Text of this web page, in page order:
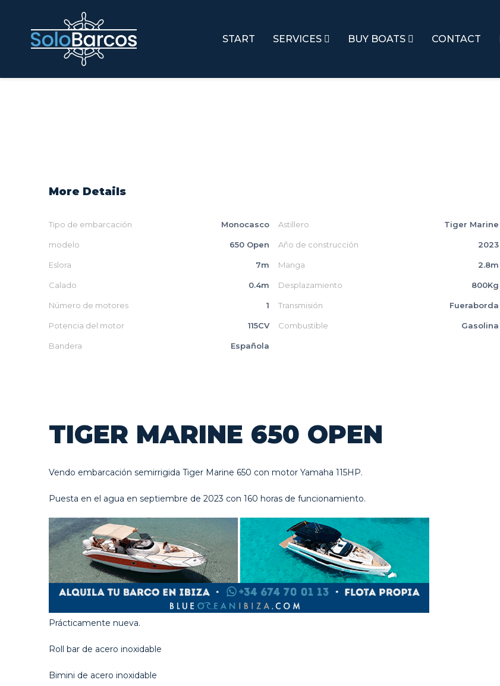
START SERVICES BUY BOATS CONTACT
More Details
Tipo de embarcación Monocasco Astillero Tiger Marine
modelo 650 Open Año de construcción 2023
Eslora 7m Manga 2.8m
Calado 0.4m Desplazamiento 800Kg
Número de motores 1 Transmisión Fueraborda
Potencia del motor 115CV Combustible Gasolina
Bandera Española
TIGER MARINE 650 OPEN
Vendo embarcación semirrigida Tiger Marine 650 con motor Yamaha 115HP.
Puesta en el agua en septiembre de 2023 con 160 horas de funcionamiento.
Prácticamente nueva.
Roll bar de acero inoxidable
Bimini de acero inoxidable